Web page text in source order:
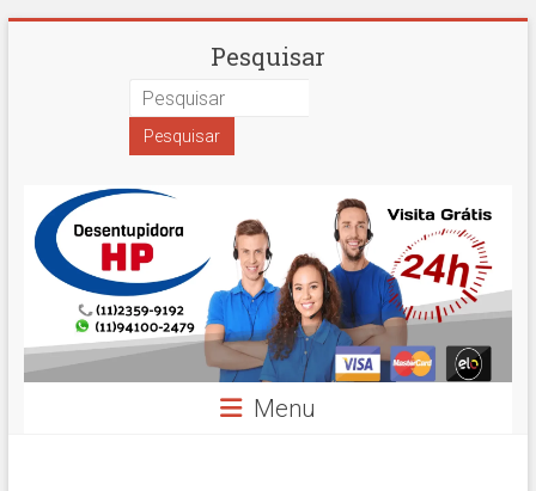
Desentupidora
Paulo
Hidro
Prime
Pesquisar
Menu